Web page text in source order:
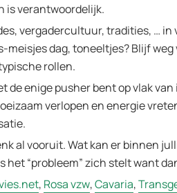
is verantwoordelijk.
vergadercultuur, tradities, … in
meisjes dag, toneeltjes? Blijf
rollen.
de enige pusher bent op vlak
verlopen en energie
al vooruit. Wat kan er binnen
het “probleem” zich stelt want
, Rosa vzw,Cavaria,